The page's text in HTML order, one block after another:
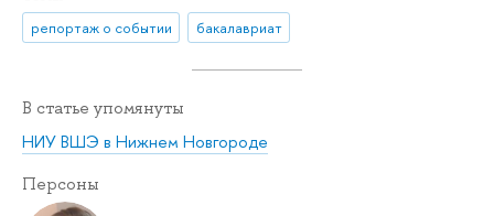
репортаж о событии бакалавриат
В статье упомянуты
НИУ ВШЭ в Нижнем Новгороде
Персоны